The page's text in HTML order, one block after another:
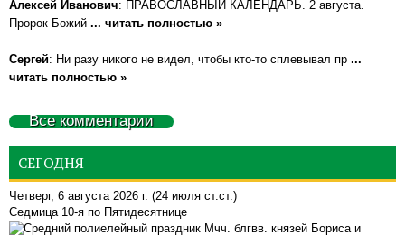
Алексей Иванович: ПРАВОСЛАВНЫЙ КАЛЕНДАРЬ. 2 августа.
Пророк Божий ... читать полностью »
Сергей: Ни разу никого не видел, чтобы кто-то сплевывал пр ...
читать полностью »
Все комментарии
СЕГОДНЯ
Четверг, 6 августа 2026 г. (24 июля ст.ст.)
Седмица 10-я по Пятидесятнице
Мчч. блгвв. князей Бориса и